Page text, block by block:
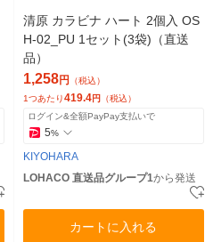
清原 カラビナ ハート 2個入 OS
H-02_PU 1セット(3袋)（直送
品）
1,258円 （税込）
1つあたり419.4円 （税込）
ログイン&全額PayPay支払いで
5%
KIYOHARA
LOHACO 直送品グループ1から発送
カートに入れる